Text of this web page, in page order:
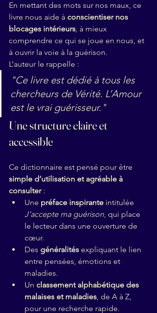
En mettant des mots sur nos maux, ce
livre nous aide à conscientiser nos
blocages intérieurs, à mieux
comprendre ce qui se joue en nous, et
à ouvrir la voie à la guérison.
L’auteur le rappelle :
"Ce livre est dédié à tous les
chercheurs de Vérité. L’Amour
est le vrai guérisseur."
Une structure claire et
accessible
Ce dictionnaire est pensé pour être
simple d’utilisation et agréable à
consulter :
Une préface inspirante intitulée
J’accepte ma guérison, qui place
le lecteur dans une ouverture de
cœur.
Des généralités expliquant le lien
entre pensées, émotions et
maladies.
Un classement alphabétique des
malaises et maladies, de A à Z,
pour une recherche rapide.